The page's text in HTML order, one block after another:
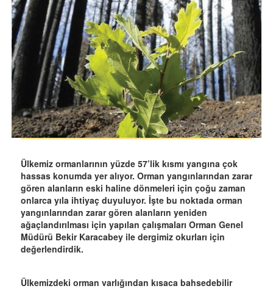
Ülkemiz ormanlarının yüzde 57’lik kısmı yangına çok
hassas konumda yer alıyor. Orman yangınlarından zarar
gören alanların eski haline dönmeleri için çoğu zaman
onlarca yıla ihtiyaç duyuluyor. İşte bu noktada orman
yangınlarından zarar gören alanların yeniden
ağaçlandırılması için yapılan çalışmaları Orman Genel
Müdürü Bekir Karacabey ile dergimiz okurları için
değerlendirdik.
Ülkemizdeki orman varlığından kısaca bahsedebilir